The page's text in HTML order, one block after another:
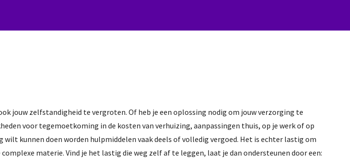
jouw zelfstandigheid te vergroten. Of heb je een oplossing nodig om jouw verzorging te
voor tegemoetkoming in de kosten van verhuizing, aanpassingen thuis, op je werk of op
kunnen doen worden hulpmiddelen vaak deels of volledig vergoed. Het is echter lastig om
materie. Vind je het lastig die weg zelf af te leggen, laat je dan ondersteunen door een: